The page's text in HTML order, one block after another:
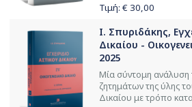
Τιμή: € 30,00
Ι. Σπυριδάκης,
Δικαίου -
2025
Μία σύντομη ανάλυση
ζητημάτων της ύλης
Δικαίου με τρόπο